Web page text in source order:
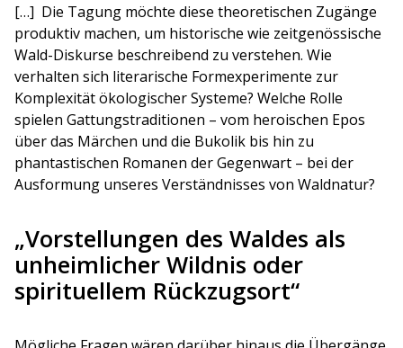
[…] Die Tagung möchte diese theoretischen Zugänge
produktiv machen, um historische wie zeitgenössische
Wald-Diskurse beschreibend zu verstehen. Wie
verhalten sich literarische Formexperimente zur
Komplexität ökologischer Systeme? Welche Rolle
spielen Gattungstraditionen – vom heroischen Epos
über das Märchen und die Bukolik bis hin zu
phantastischen Romanen der Gegenwart – bei der
Ausformung unseres Verständnisses von Waldnatur?
„Vorstellungen des Waldes als
unheimlicher Wildnis oder
spirituellem Rückzugsort“